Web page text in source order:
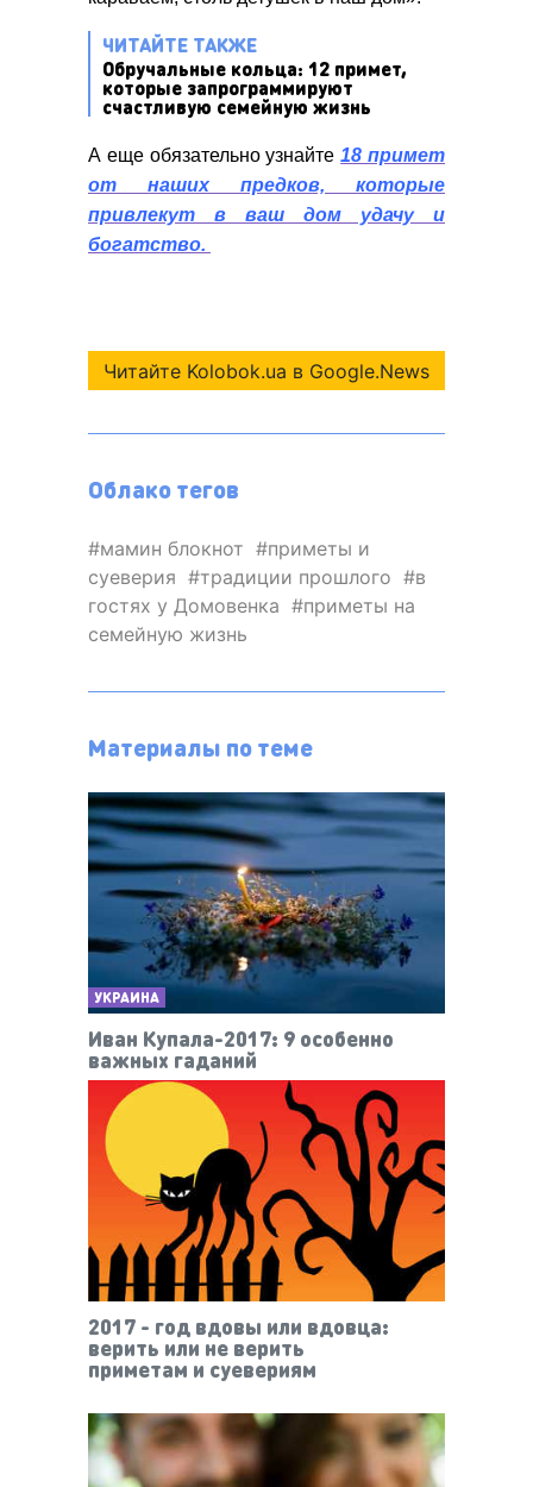
ЧИТАЙТЕ ТАКЖЕ
Обручальные кольца: 12 примет,
которые запрограммируют
счастливую семейную жизнь
А еще обязательно узнайте18 примет
от наших предков, которые
привлекут в ваш дом удачу и
богатство.
Читайте Kolobok.ua в Google.News
Облако тегов
мамин блокнот
приметы и
суеверия
традиции прошлого
в
гостях у Домовенка
приметы на
семейную жизнь
Материалы по теме
УКРАИНА
Иван Купала-2017: 9 особенно
важных гаданий
2017 - год вдовы или вдовца:
верить или не верить
приметам и суевериям